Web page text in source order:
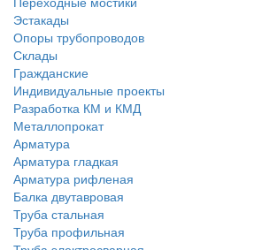
Эстакады
Опоры трубопроводов
Склады
Гражданские
Индивидуальные проекты
Разработка КМ и КМД
Металлопрокат
Арматура
Арматура гладкая
Арматура рифленая
Балка двутавровая
Труба стальная
Труба профильная